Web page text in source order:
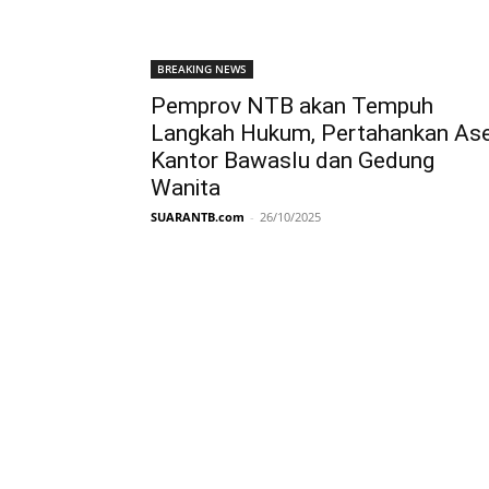
BREAKING NEWS
Pemprov NTB akan Tempuh
Langkah Hukum, Pertahankan
Kantor Bawaslu dan Gedung
Wanita
SUARANTB.com - 26/10/2025